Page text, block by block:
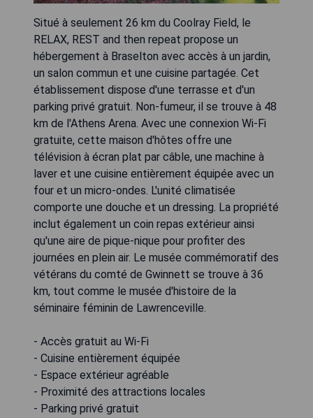
Situé à seulement 26 km du Coolray Field, le
RELAX, REST and then repeat propose un
hébergement à Braselton avec accès à un jardin,
un salon commun et une cuisine partagée. Cet
établissement dispose d'une terrasse et d'un
parking privé gratuit. Non-fumeur, il se trouve à 48
km de l'Athens Arena. Avec une connexion Wi-Fi
gratuite, cette maison d'hôtes offre une
télévision à écran plat par câble, une machine à
laver et une cuisine entièrement équipée avec un
four et un micro-ondes. L'unité climatisée
comporte une douche et un dressing. La propriété
inclut également un coin repas extérieur ainsi
qu'une aire de pique-nique pour profiter des
journées en plein air. Le musée commémoratif des
vétérans du comté de Gwinnett se trouve à 36
km, tout comme le musée d'histoire de la
séminaire féminin de Lawrenceville.
- Accès gratuit au Wi-Fi
- Cuisine entièrement équipée
- Espace extérieur agréable
- Proximité des attractions locales
- Parking privé gratuit